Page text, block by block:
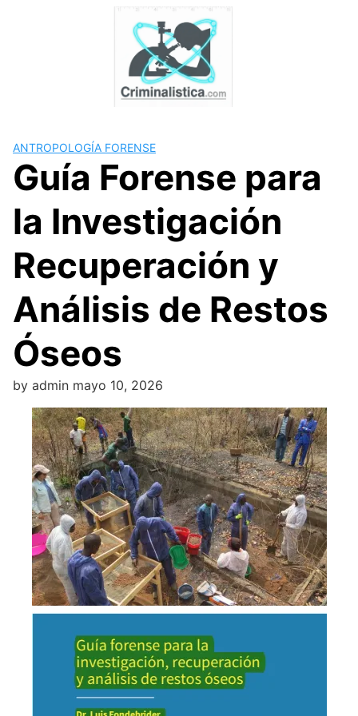
ANTROPOLOGÍA FORENSE
Guía Forense para
la Investigación
Recuperación y
Análisis de Restos
Óseos
by admin mayo 10, 2026